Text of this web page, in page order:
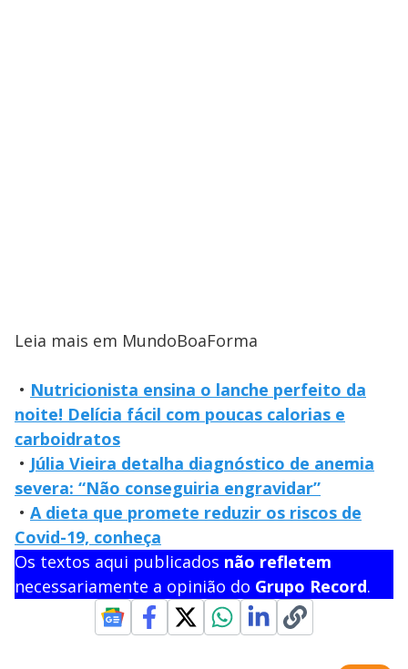
Leia mais em MundoBoaForma
• Nutricionista ensina o lanche perfeito da
noite! Delícia fácil com poucas calorias e
carboidratos
• Júlia Vieira detalha diagnóstico de anemia
severa: “Não conseguiria engravidar”
• A dieta que promete reduzir os riscos de
Covid-19, conheça
Os textos aqui publicados não refletem
necessariamente a opinião do Grupo Record.